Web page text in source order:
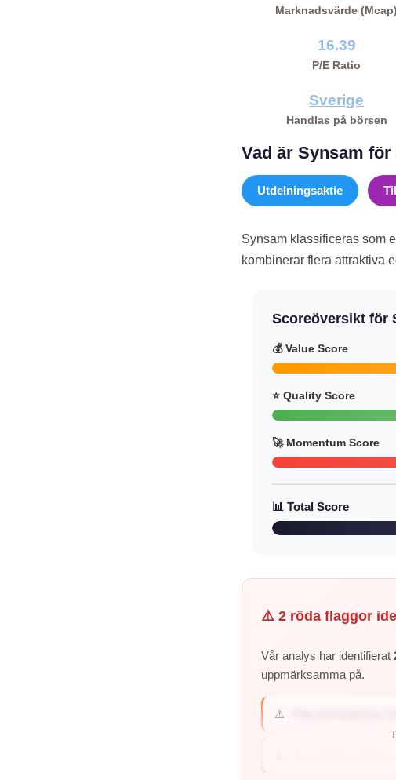
Marknadsvärde (Mcap)
16.39
P/E Ratio
Sverige
Handlas på börsen
Vad är Synsam
Utdelningsaktie
Synsam klassificeras som
kombinerar flera attraktiva
Scoreöversikt för
💰 Value Score
⭐ Quality Score
🚀 Momentum Score
📊 Total Score
⚠️ 2 röda flaggor
Vår analys har identifierat
uppmärksamma på.
⚠️ Hög skuldsättning:
Svag